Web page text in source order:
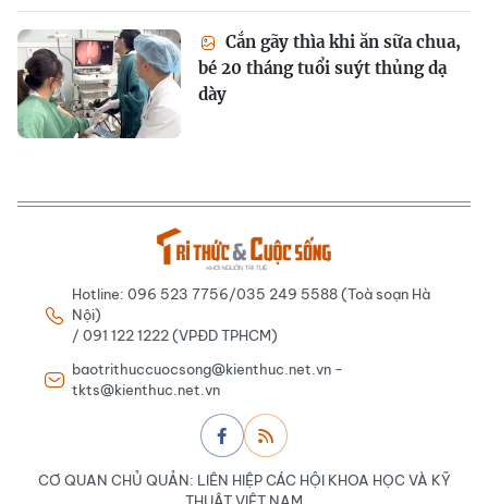
Cắn gãy thìa khi ăn sữa chua,
bé 20 tháng tuổi suýt thủng dạ
dày
Hotline: 096 523 7756/035 249 5588 (Toà soạn Hà
Nội)
/ 091 122 1222 (VPĐD TPHCM)
baotrithuccuocsong@kienthuc.net.vn -
tkts@kienthuc.net.vn
CƠ QUAN CHỦ QUẢN: LIÊN HIỆP CÁC HỘI KHOA HỌC VÀ KỸ